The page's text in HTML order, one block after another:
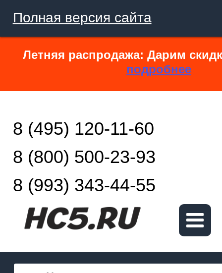
Полная версия сайта
Летняя распродажа: Дарим
подробнее
8 (495) 120-11-60
8 (800) 500-23-93
8 (993) 343-44-55